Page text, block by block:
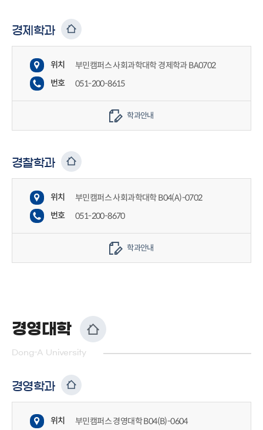
경제학과
위치
부민캠퍼스 사회과학대학 경제학과 BA0702
번호
051-200-8615
학과안내
경찰학과
위치
부민캠퍼스 사회과학대학 B04(A)-0702
번호
051-200-8670
학과안내
경영대학
Dong-A University
경영학과
위치
부민캠퍼스 경영대학 B04(B)-0604